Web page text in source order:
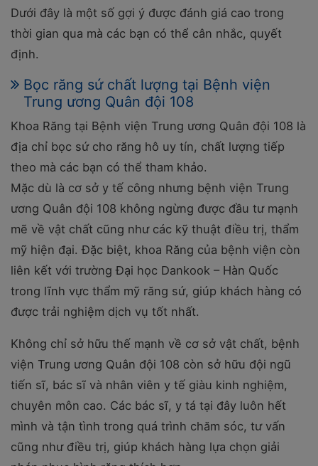
Dưới đây là một số gợi ý được đánh giá cao trong
thời gian qua mà các bạn có thể cân nhắc, quyết
định.
Bọc răng sứ chất lượng tại Bệnh viện
Trung ương Quân đội 108
Khoa Răng tại Bệnh viện Trung ương Quân đội 108 là
địa chỉ bọc sứ cho răng hô uy tín, chất lượng tiếp
theo mà các bạn có thể tham khảo.
Mặc dù là cơ sở y tế công nhưng bệnh viện Trung
ương Quân đội 108 không ngừng được đầu tư mạnh
mẽ về vật chất cũng như các kỹ thuật điều trị, thẩm
mỹ hiện đại. Đặc biệt, khoa Răng của bệnh viện còn
liên kết với trường Đại học Dankook – Hàn Quốc
trong lĩnh vực thẩm mỹ răng sứ, giúp khách hàng có
được trải nghiệm dịch vụ tốt nhất.
Không chỉ sở hữu thế mạnh về cơ sở vật chất, bệnh
viện Trung ương Quân đội 108 còn sở hữu đội ngũ
tiến sĩ, bác sĩ và nhân viên y tế giàu kinh nghiệm,
chuyên môn cao. Các bác sĩ, y tá tại đây luôn hết
mình và tận tình trong quá trình chăm sóc, tư vấn
cũng như điều trị, giúp khách hàng lựa chọn giải